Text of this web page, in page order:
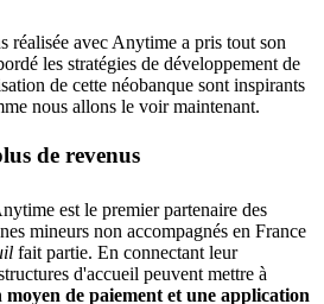
réalisée avec Anytime a pris tout son
les stratégies de développement de
de cette néobanque sont inspirants
nous allons le voir maintenant.
de revenus
est le premier partenaire des
mineurs non accompagnés en France
fait partie. En connectant leur
d'accueil peuvent mettre à
moyen de paiement et une application